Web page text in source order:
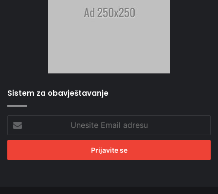
Sistem za obavještavanje
Email
adresu